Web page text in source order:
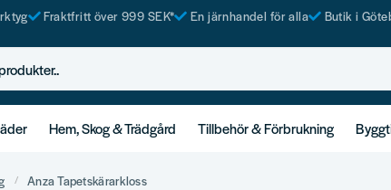
Fraktfritt över 999 SEK* En järnhandel för alla Butik i
Hem, Skog & Trädgård Tillbehör & Förbrukning
Anza Tapetskärarkloss